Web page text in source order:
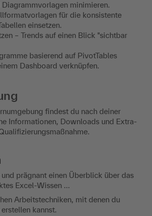
Diagrammvorlagen minimieren.
für die konsistente
einsetzen.
– Trends auf einen Blick "sichtbar
basierend auf PivotTables
Dashboard verknüpfen.
findest du nach deiner
Informationen, Downloads und Extra-
prägnant einen Überblick über das
Excel-Wissen ...
Arbeitstechniken, mit denen du
kannst.